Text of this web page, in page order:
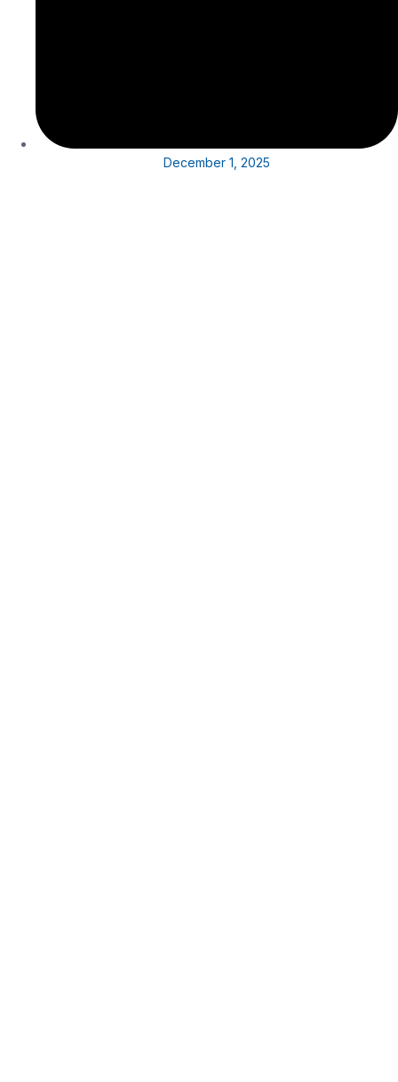
December 1, 2025